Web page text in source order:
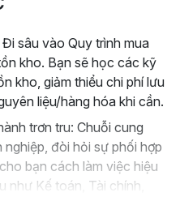
sâu vào Quy trình mua
kho. Bạn sẽ học các kỹ
kho, giảm thiểu chi phí lưu
liệu/hàng hóa khi cần.
trơn tru: Chuỗi cung
đòi hỏi sự phối hợp
bạn cách làm việc hiệu
như Kế toán, Tài chính,
bộ máy đồng bộ.